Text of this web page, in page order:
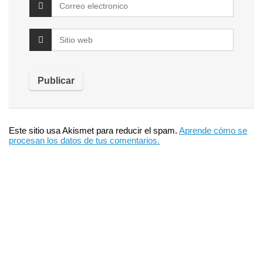
Este sitio usa Akismet para reducir el spam. Aprende cómo se
procesan los datos de tus comentarios.